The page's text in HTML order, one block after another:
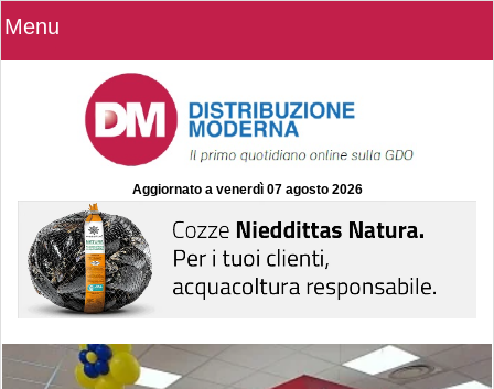
Menu
Aggiornato a venerdì 07 agosto 2026